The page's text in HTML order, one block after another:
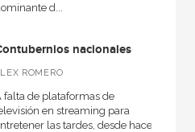
d...
nacionales
ROMERO
falta de plataformas de
en streaming para
las tardes, desde hace